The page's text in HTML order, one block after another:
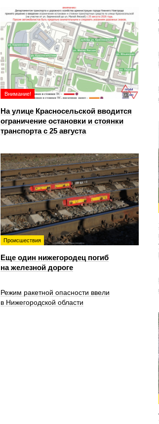
Внимание!
На улице Красносельской вводится
ограничение остановки и стоянки
транспорта с 25 августа
Происшествия
Еще один нижегородец погиб
на железной дороге
Режим ракетной опасности ввели
в Нижегородской области